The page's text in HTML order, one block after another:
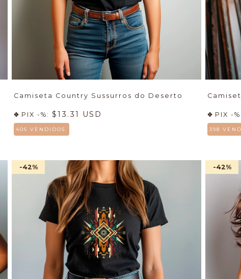
Camiseta Country Sussurros do Deserto
PIX -%: $13.31 USD
406 VENDIDOS.
PIX -
398
-42% -42%